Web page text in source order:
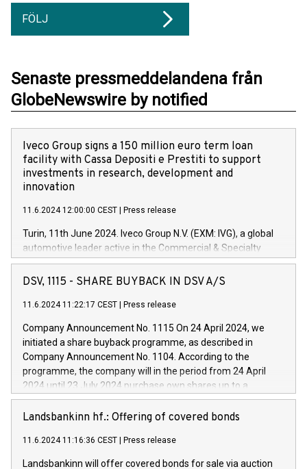
FÖLJ
Senaste pressmeddelandena från
GlobeNewswire by notified
Iveco Group signs a 150 million euro term loan
facility with Cassa Depositi e Prestiti to support
investments in research, development and
innovation
11.6.2024 12:00:00 CEST Press release
Turin, 11th June 2024. Iveco Group N.V. (EXM: IVG), a global
automotive leader active in the Commercial & Specialty
Vehicles, Powertrain and related Financial Services arenas,
has successfully signed a term loan facility of 150 million
new projects in Italy dedicated to research, development and
by CDP, Iveco Group will develop innovative technologies and
architectures in the field of electric propulsion and further
develop solutions for autonomous driving, digitalisation and
vehicle connectivity aimed at increasing efficiency, safety,
driving comfort and productivity. The financed investments,
Iveco Group in Italy by the end of 2025. Iveco Group N.V.
(EXM: IVG) is the home of unique people and brands that
sustainable society. The eight brands are each a
DSV, 1115 - SHARE BUYBACK IN DSV A/S
11.6.2024 11:22:17 CEST Press release
Company Announcement No. 1115 On 24 April 2024, we
initiated a share buyback programme, as described in
Company Announcement No. 1104. According to the
programme, the company will in the period from 24 April
2024 until 23 July 2024 purchase own shares up to a
maximum value of DKK 1,000 million, and no more than
1,700,000 shares, corresponding to 0.79% of the share
programme has been implemented in accordance with
Regulation No. 596/2014 of the European Parliament and
Landsbankinn hf.: Offering of covered bonds
11.6.2024 11:16:36 CEST Press release
Landsbankinn will offer covered bonds for sale via auction